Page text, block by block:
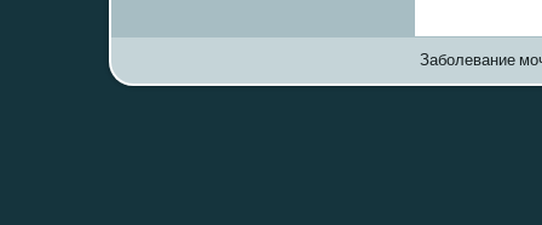
Заболевание